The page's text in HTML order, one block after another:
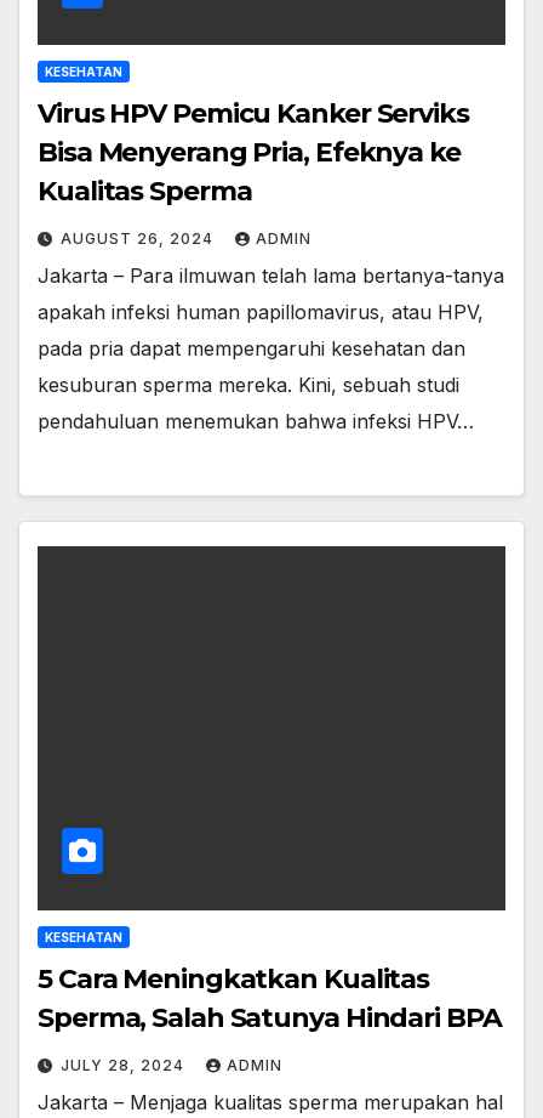
KESEHATAN
Virus HPV Pemicu Kanker Serviks
Bisa Menyerang Pria, Efeknya ke
Kualitas Sperma
AUGUST 26, 2024 ADMIN
Jakarta – Para ilmuwan telah lama bertanya-tanya
apakah infeksi human papillomavirus, atau HPV,
pada pria dapat mempengaruhi kesehatan dan
kesuburan sperma mereka. Kini, sebuah studi
pendahuluan menemukan bahwa infeksi HPV…
KESEHATAN
5 Cara Meningkatkan Kualitas
Sperma, Salah Satunya Hindari BPA
JULY 28, 2024 ADMIN
Jakarta – Menjaga kualitas sperma merupakan hal